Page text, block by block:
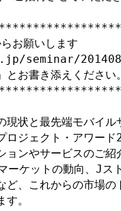
お願いします
seminar/
お書き添えください。
状と最先端モバイル
ロジェクト・アワー
ョンやサービスのご
ケットの動向、Jス
ど、これからの市場の
。